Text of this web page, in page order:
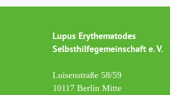
Lupus Erythematodes
Selbsthilfegemeinschaft e. V.
Luisenstraße 58/59
10117 Berlin Mitte